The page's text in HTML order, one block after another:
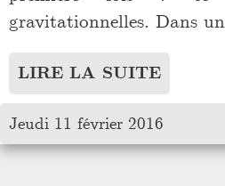
gravitationnelles. Dans
LIRE LA SUITE
Jeudi 11 février 2016